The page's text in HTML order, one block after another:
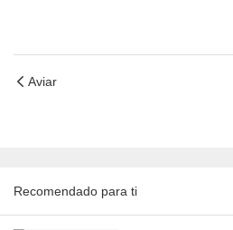
Aviar
Recomendado para ti